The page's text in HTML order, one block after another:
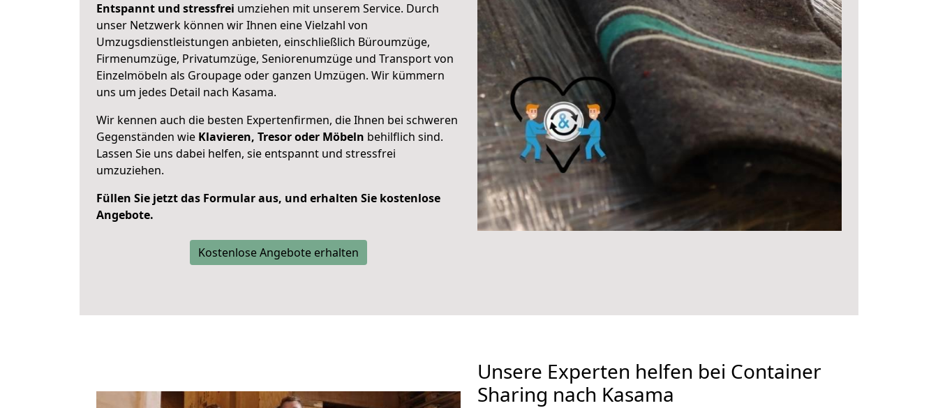
Entspannt und stressfrei umziehen mit unserem Service. Durch
unser Netzwerk können wir Ihnen eine Vielzahl von
Umzugsdienstleistungen anbieten, einschließlich Büroumzüge,
Firmenumzüge, Privatumzüge, Seniorenumzüge und Transport von
Einzelmöbeln als Groupage oder ganzen Umzügen. Wir kümmern
uns um jedes Detail nach Kasama.
Wir kennen auch die besten Expertenfirmen, die Ihnen bei schweren
Gegenständen wie Klavieren, Tresor oder Möbeln behilflich sind.
Lassen Sie uns dabei helfen, sie entspannt und stressfrei
umzuziehen.
Füllen Sie jetzt das Formular aus, und erhalten Sie kostenlose
Angebote.
Kostenlose Angebote erhalten
Unsere Experten helfen bei Container
Sharing nach Kasama